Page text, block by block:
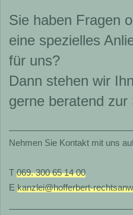
Sie haben Fragen
eine spezielles
für uns?
Dann stehen wir
gerne beratend zur
Nehmen Sie Kontakt mit uns
T 069. 300 65 14 00
E kanzlei@hofferbert-